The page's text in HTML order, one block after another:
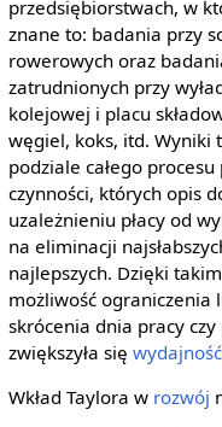
przedsiębiorstwach, w
znane to: badania przy
rowerowych oraz
zatrudnionych przy
kolejowej i placu
węgiel, koks, itd. Wyniki
podziale całego
czynności, których opis
uzależnieniu płacy od
na eliminacji
najlepszych. Dzięki
możliwość ograniczenia
skrócenia dnia pracy
zwiększyła się
Wkład Taylora w rozwój